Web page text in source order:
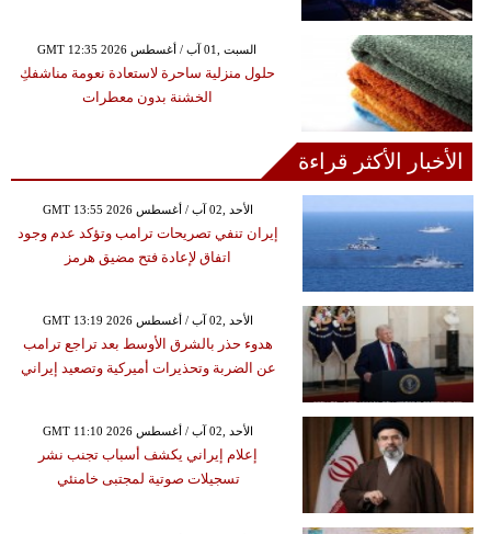
GMT 12:35 2026 السبت ,01 آب / أغسطس
حلول منزلية ساحرة لاستعادة نعومة مناشفكِ
الخشنة بدون معطرات
الأخبار الأكثر قراءة
GMT 13:55 2026 الأحد ,02 آب / أغسطس
إيران تنفي تصريحات ترامب وتؤكد عدم وجود
اتفاق لإعادة فتح مضيق هرمز
GMT 13:19 2026 الأحد ,02 آب / أغسطس
هدوء حذر بالشرق الأوسط بعد تراجع ترامب
عن الضربة وتحذيرات أميركية وتصعيد إيراني
GMT 11:10 2026 الأحد ,02 آب / أغسطس
إعلام إيراني يكشف أسباب تجنب نشر
تسجيلات صوتية لمجتبى خامنئي